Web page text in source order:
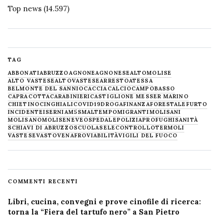
Top news (14.597)
TAG
ABBONATIABRUZZOAGNONEAGNONESEALTOMOLISE
ALTO VASTESEALTOVASTESEARRESTOATESSA
BELMONTE DEL SANNIOCACCIACALCIOCAMPOBASSO
CAPRACOTTACARABINIERICASTIGLIONE MESSER MARINO
CHIETINOCINGHIALICOVID19DROGAFINANZAFORESTALE FURTO
INCIDENTEISERNIAM5SMALTEMPOMIGRANTIMOLISANI
MOLISANOMOLISENEVE OSPEDALEPOLIZIAPROFUGHISANITÀ
SCHIAVI DI ABRUZZOSCUOLASELECONTROLLOTERMOLI
VASTESEVASTOVENAFROVIABILITÀVIGILI DEL FUOCO
COMMENTI RECENTI
Libri, cucina, convegni e prove cinofile di ricerca:
torna la “Fiera del tartufo nero” a San Pietro